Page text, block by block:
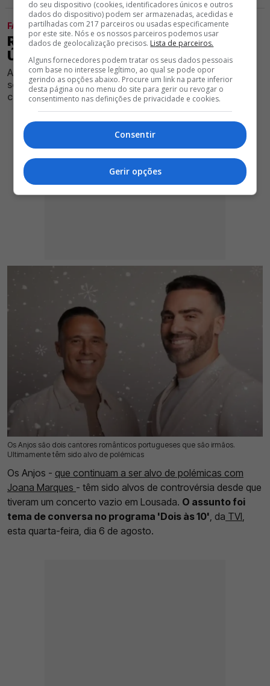
FAMOSOS & LIFESTYLE
REVELADA A VERDADE SOBRE O
ÚLTIMO CONCERTO DOS ANJOS
Ao que parece, as especulações que andam a circular
sobre os dois irmãos, Sérgio e Nelson Rosado, não
correspondem totalmente à realidade
Os Anjos são dois cantores românticos portugueses que são irmãos.
Ultimamente têm sido alvo de polémicas
06 Ago 2025 | 19:19 | 0
Os Anjos - que continuam a ser alvo de polémicas com
Joana Marques - têm sido alvos de controvérsia desde que
tiveram um concerto vazio em Lousada. O assunto foi
tema de conversa no programa 'Dois às 10', da TVI,
esta quarta-feira, dia 6 de agosto.
do seu dispositivo (cookies, identificadores únicos e outros
dados do dispositivo) podem ser armazenadas, acedidas e
partilhadas com 217 parceiros ou usadas especificamente
por este site. Nós e os nossos parceiros podemos usar
dados de geolocalização precisos. Lista de parceiros.
Alguns fornecedores podem tratar os seus dados pessoais
com base no interesse legítimo, ao qual se pode opor
gerindo as opções abaixo. Procure um link na parte inferior
desta página ou no menu do site para gerir ou revogar o
consentimento nas definições de privacidade e cookies.
Consentir
Gerir opções